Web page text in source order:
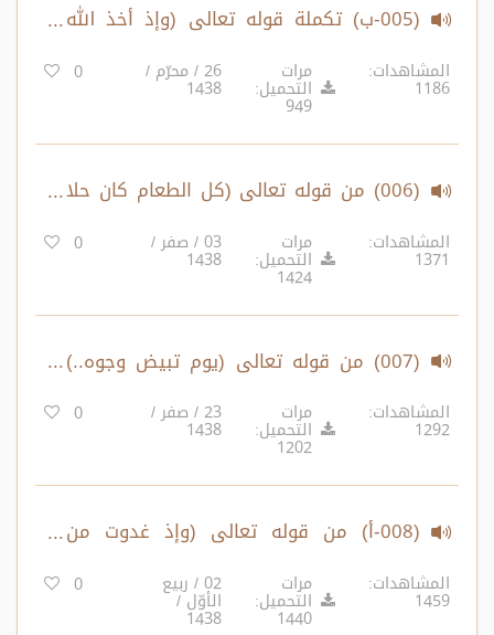
(005-ب) تكملة قوله تعالى (وإذ أخذ الله
ميثاق النبيين..) الآية 80 – إلى قوله تعالى
(إن الذين كفروا وماتوا وهم كفار..) الآية 90
المشاهدات:
1186
مرات
التحميل:
949
26 / محرّم /
1438
0
(006) من قوله تعالى (كل الطعام كان حلا
لبني إسرائيل..) الآية 92 – إلى قوله تعالى
(ولا تكونوا كالذين تفرقوا..) الآية 105
المشاهدات:
1371
مرات
التحميل:
1424
03 / صفر /
1438
0
(007) من قوله تعالى (يوم تبيض وجوه..)
الآية 106 – إلى قوله تعالى (إن تمسسكم
حسنة تسؤهم..) الآية 120
المشاهدات:
1292
مرات
التحميل:
1202
23 / صفر /
1438
0
(008-أ) من قوله تعالى (وإذ غدوت من
أهلك..) الآية 121 – إلى قوله تعالى (ولله
ما في السموات وما في الأرض..) الآية 229
المشاهدات:
1459
مرات
التحميل:
1440
02 / ربيع
الأوّل /
1438
0